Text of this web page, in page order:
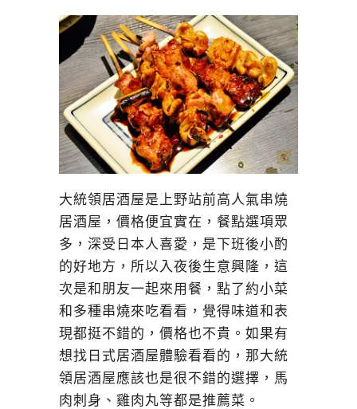
大統領居酒屋是上野站前高人氣串燒
居酒屋，價格便宜實在，餐點選項眾
多，深受日本人喜愛，是下班後小酌
的好地方，所以入夜後生意興隆，這
次是和朋友一起來用餐，點了約小菜
和多種串燒來吃看看，覺得味道和表
現都挺不錯的，價格也不貴。如果有
想找日式居酒屋體驗看看的，那大統
領居酒屋應該也是很不錯的選擇，馬
肉刺身、雞肉丸等都是推薦菜。